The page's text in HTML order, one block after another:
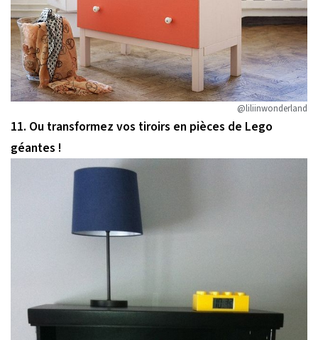
@liliinwonderland
11. Ou transformez vos tiroirs en pièces de Lego
géantes !